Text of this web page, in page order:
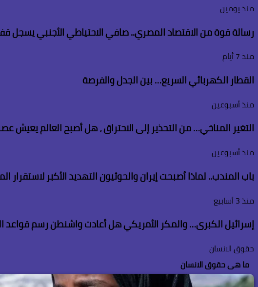
منذ يومين
رسالة قوة من الاقتصاد المصري.. صافي الاحتياطي الأجنبي يسجل قفزة تاريخية ويصل إلى
منذ 7 أيام
القطار الكهربائي السريع… بين الجدل والفرصة
منذ أسبوعين
التغير المناخي… من التحذير إلى الاحتراق ، هل أصبح العالم يعيش
منذ أسبوعين
باب المندب.. لماذا أصبحت إيران والحوثيون التهديد الأكبر لاستقرار
منذ 3 أسابيع
إسرائيل الكبرى… والمكر الأمريكي هل أعادت واشنطن رسم قواعد
حقوق الانسان
ما هى حقوق الانسان